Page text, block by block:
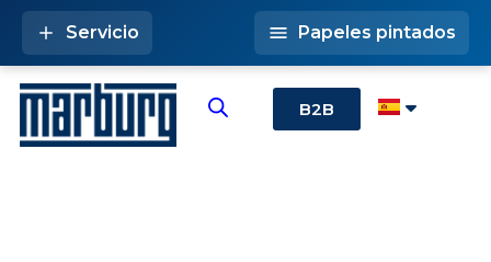
B2B
Servicio Papeles pintados